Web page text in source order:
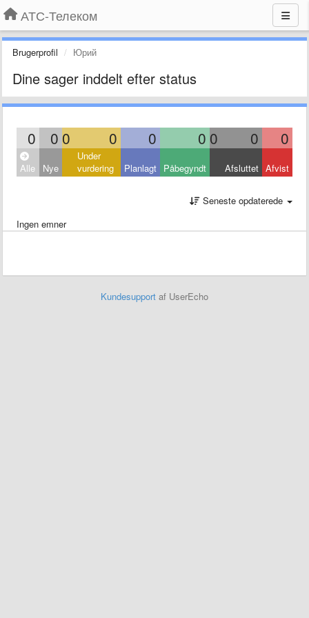
АТС-Телеком
Brugerprofil Юрий
Dine sager inddelt efter status
0 0 0 0 0 0 0 0 0
Alle Nye
Under
vurdering
Planlagt Påbegyndt Afsluttet Afvist
Seneste opdaterede
Ingen emner
Kundesupport af UserEcho